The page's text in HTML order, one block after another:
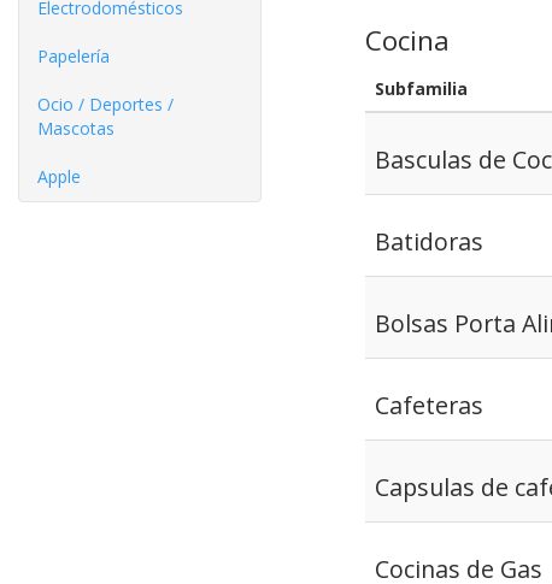
Electrodomésticos
Papelería
Ocio / Deportes /
Mascotas
Apple
Cocina
Subfamilia
Basculas de
Batidoras
Bolsas Porta
Cafeteras
Capsulas de
Cocinas de Gas